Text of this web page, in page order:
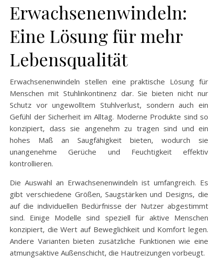
Erwachsenenwindeln:
Eine Lösung für mehr
Lebensqualität
Erwachsenenwindeln stellen eine praktische Lösung für
Menschen mit Stuhlinkontinenz dar. Sie bieten nicht nur
Schutz vor ungewolltem Stuhlverlust, sondern auch ein
Gefühl der Sicherheit im Alltag. Moderne Produkte sind so
konzipiert, dass sie angenehm zu tragen sind und ein
hohes Maß an Saugfähigkeit bieten, wodurch sie
unangenehme Gerüche und Feuchtigkeit effektiv
kontrollieren.
Die Auswahl an Erwachsenenwindeln ist umfangreich. Es
gibt verschiedene Größen, Saugstärken und Designs, die
auf die individuellen Bedürfnisse der Nutzer abgestimmt
sind. Einige Modelle sind speziell für aktive Menschen
konzipiert, die Wert auf Beweglichkeit und Komfort legen.
Andere Varianten bieten zusätzliche Funktionen wie eine
atmungsaktive Außenschicht, die Hautreizungen vorbeugt.